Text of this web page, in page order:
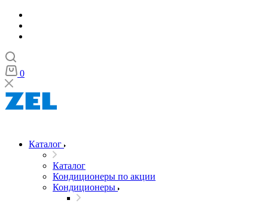
0
Каталог
Каталог
Кондиционеры по акции
Кондиционеры